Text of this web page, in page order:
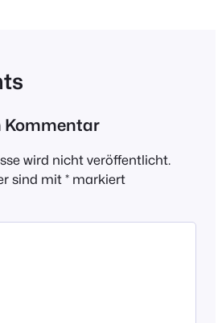
Kommentar
wird nicht veröffentlicht.
sind mit* markiert